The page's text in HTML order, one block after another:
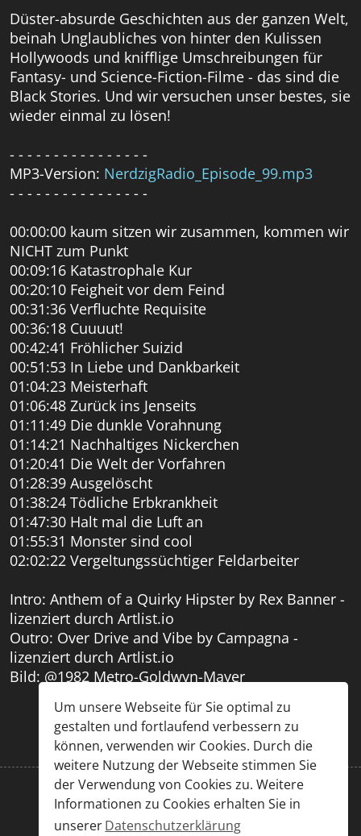
Um unsere Webseite für Sie optimal zu
gestalten und fortlaufend verbessern zu
können, verwenden wir Cookies. Durch die
weitere Nutzung der Webseite stimmen Sie
der Verwendung von Cookies zu. Weitere
Informationen zu Cookies erhalten Sie in
unsererDatenschutzerklärung
Düster-absurde Geschichten aus der ganzen Welt,
beinah Unglaubliches von hinter den Kulissen
Hollywoods und knifflige Umschreibungen für
Fantasy- und Science-Fiction-Filme - das sind die
Black Stories. Und wir versuchen unser bestes, sie
wieder einmal zu lösen!
- - - - - - - - - - - - - - - -
MP3-Version: NerdzigRadio_Episode_99.mp3
- - - - - - - - - - - - - - - -
00:00:00 kaum sitzen wir zusammen, kommen wir
NICHT zum Punkt
00:09:16 Katastrophale Kur
00:20:10 Feigheit vor dem Feind
00:31:36 Verfluchte Requisite
00:36:18 Cuuuut!
00:42:41 Fröhlicher Suizid
00:51:53 In Liebe und Dankbarkeit
01:04:23 Meisterhaft
01:06:48 Zurück ins Jenseits
01:11:49 Die dunkle Vorahnung
01:14:21 Nachhaltiges Nickerchen
01:20:41 Die Welt der Vorfahren
01:28:39 Ausgelöscht
01:38:24 Tödliche Erbkrankheit
01:47:30 Halt mal die Luft an
01:55:31 Monster sind cool
02:02:22 Vergeltungssüchtiger Feldarbeiter
Intro: Anthem of a Quirky Hipster by Rex Banner -
lizenziert durch Artlist.io
Outro: Over Drive and Vibe by Campagna -
lizenziert durch Artlist.io
Bild: @1982 Metro-Goldwyn-Mayer
Impressum Datenschutz